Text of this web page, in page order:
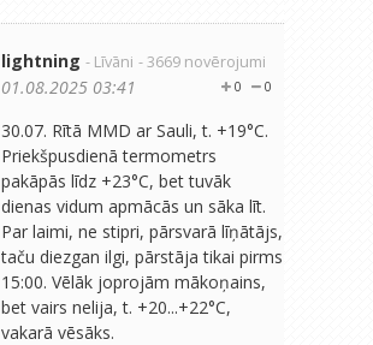
lightning - Līvāni - 3669 novērojumi
0
0
01.08.2025 03:41
30.07. Rītā MMD ar Sauli, t. +19°C.
Priekšpusdienā termometrs
pakāpās līdz +23°C, bet tuvāk
dienas vidum apmācās un sāka līt.
Par laimi, ne stipri, pārsvarā līņātājs,
taču diezgan ilgi, pārstāja tikai pirms
15:00. Vēlāk joprojām mākoņains,
bet vairs nelija, t. +20...+22°C,
vakarā vēsāks.